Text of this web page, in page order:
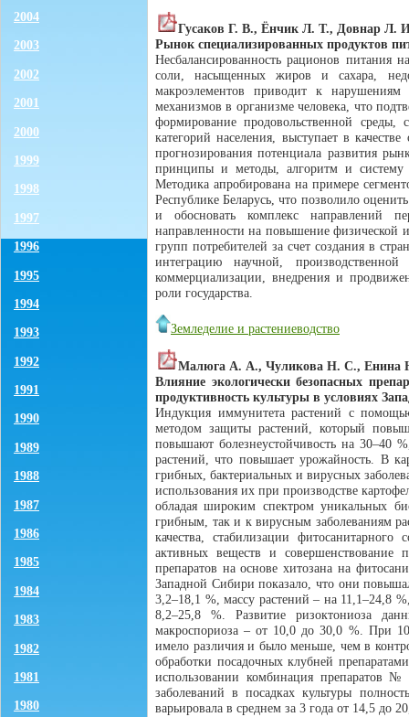
2004
2003
2002
2001
2000
1999
1998
1997
1996
1995
1994
1993
1992
1991
1990
1989
1988
1987
1986
1985
1984
1983
1982
1981
1980
Гусаков Г. В., Ёнчик Л. Т., Довнар Л.
Рынок специализированных продуктов
Несбалансированность рационов питания
соли, насыщенных жиров и сахара,
макроэлементов приводит к нарушениям
механизмов в организме человека, что
формирование продовольственной
категорий населения, выступает в
прогнозирования потенциала развития
принципы и методы, алгоритм и систему
Методика апробирована на примере
Республике Беларусь, что позволило
и обосновать комплекс направлений
направленности на повышение физической
групп потребителей за счет создания в
интеграцию научной,
коммерциализации, внедрения и
роли государства.
Земледелие и растениеводство
Малюга А. А., Чуликова Н. С., Енина
Влияние экологически безопасных
продуктивность культуры в условиях
Индукция иммунитета растений с
методом защиты растений, который
повышают болезнеустойчивость на 30–40
растений, что повышает урожайность. В
грибных, бактериальных и вирусных
использования их при производстве
обладая широким спектром уникальных
грибным, так и к вирусным заболеваниям
качества, стабилизации
активных веществ и совершенствование
препаратов на основе хитозана на
Западной Сибири показало, что они
3,2–18,1 %, массу растений – на 11,1–24,8
8,2–25,8 %. Развитие ризоктониоза
макроспориоза – от 10,0 до 30,0 %. При
имело различия и было меньше, чем в
обработки посадочных клубней
использовании комбинация препаратов
заболеваний в посадках культуры
варьировала в среднем за 3 года от 14,5 до